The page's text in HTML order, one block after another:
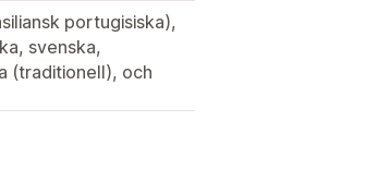
portugisiska),
svenska,
(traditionell), och